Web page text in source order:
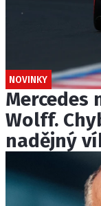
NOVINKY
Mercedes
Wolff.
nadějný